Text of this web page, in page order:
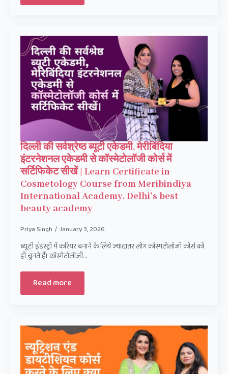
दिल्ली की सर्वश्रेष्ठ ब्यूटी एकेडमी, मेरीबिंदिया
इंटरनेशनल एकेडमी से कॉस्मेटोलॉजी कोर्स में
सर्टिफिकेट सीखें | Learn Certificate in
Cosmetology Course from Meribindiya
International Academy, Delhi’s best
beauty academy
Priya Singh January 3, 2026
ब्यूटी इंडस्ट्री में करियर बनाने के लिये ज्यादातर लोग कॉस्मटोलॉजी कोर्स को
ही चुनते हैं। कॉस्मेटोलॉजी…
Read more